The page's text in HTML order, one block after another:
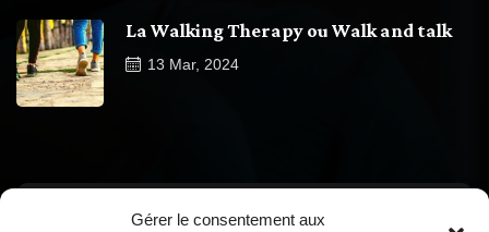
Gérer le consentement aux
La Walking Therapy ou Walk and talk
13 Mar, 2024